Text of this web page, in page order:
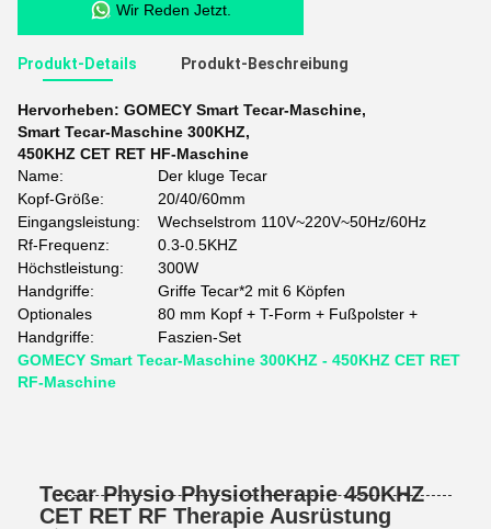
Wir Reden Jetzt.
Produkt-Details Produkt-Beschreibung
Hervorheben: GOMECY Smart Tecar-Maschine,
Smart Tecar-Maschine 300KHZ,
450KHZ CET RET HF-Maschine
Name:
Der kluge Tecar
Kopf-Größe:
20/40/60mm
Eingangsleistung:
Wechselstrom 110V~220V~50Hz/60Hz
Rf-Frequenz:
0.3-0.5KHZ
Höchstleistung:
300W
Handgriffe:
Griffe Tecar*2 mit 6 Köpfen
Optionales
Handgriffe:
80 mm Kopf + T-Form + Fußpolster +
Faszien-Set
GOMECY Smart Tecar-Maschine 300KHZ - 450KHZ CET RET
RF-Maschine
Tecar Physio Physiotherapie 450KHZ
CET RET RF Therapie Ausrüstung